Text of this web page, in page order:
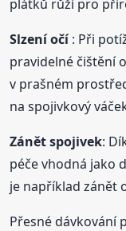
plátků růží pro
Slzení očí: Při
pravidelné čištění
v prašném
na spojivkový
Zánět spojivek:
péče vhodná jako
je například zánět
Přesné dávkování